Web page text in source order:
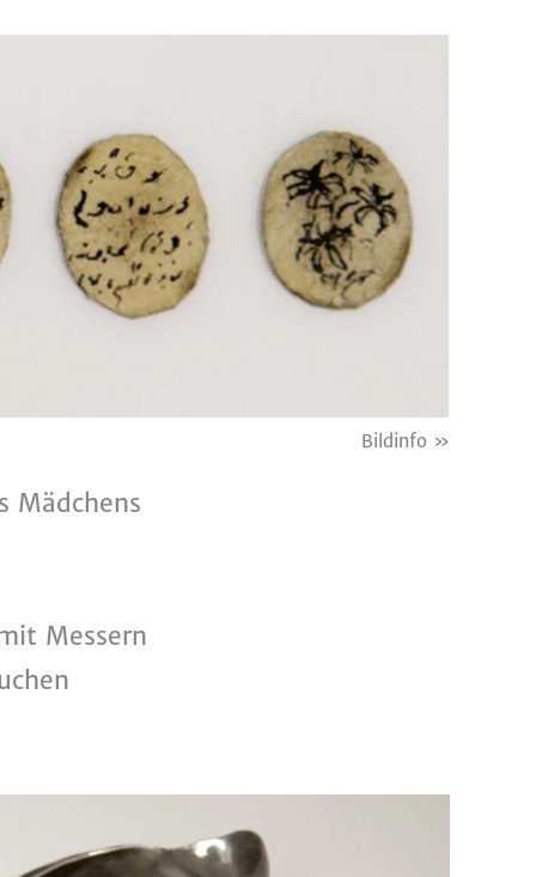
Bildinfo »
Mädchens
Messern